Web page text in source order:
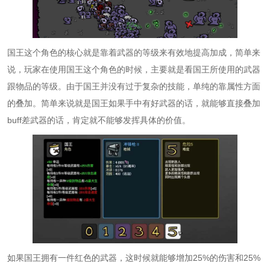
国王这个角色的核心就是靠着武器的等级来有效地提高加成，简单来
说，玩家在使用国王这个角色的时候，主要就是看国王所使用的武器
跟物品的等级。由于国王并没有过于复杂的技能，单纯的靠属性方面
的叠加。简单来说就是国王如果手中有好武器的话，就能够直接叠加
buff差武器的话，肯定就不能够发挥具体的价值。
如果国王拥有一件红色的武器，这时候就能够增加25%的伤害和25%